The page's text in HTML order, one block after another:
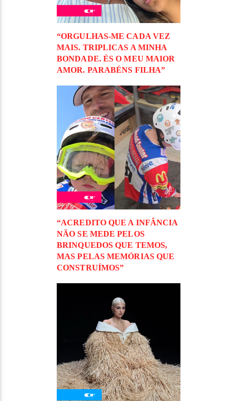
“ORGULHAS-ME CADA VEZ
MAIS. TRIPLICAS A MINHA
BONDADE. ÉS O MEU MAIOR
AMOR. PARABÉNS FILHA”
“ACREDITO QUE A INFÂNCIA
NÃO SE MEDE PELOS
BRINQUEDOS QUE TEMOS,
MAS PELAS MEMÓRIAS QUE
CONSTRUÍMOS”